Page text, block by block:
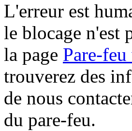
L'erreur est
le blocage n'est
la page Pare-
trouverez des
de nous
du pare-feu.